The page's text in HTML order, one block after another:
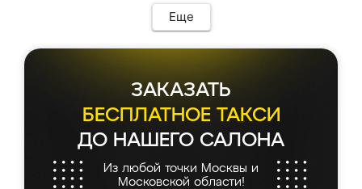
Еще
ЗАКАЗАТЬ
БЕСПЛАТНОЕ ТАКСИ
ДО НАШЕГО САЛОНА
Из любой точки Москвы и
Московской области!